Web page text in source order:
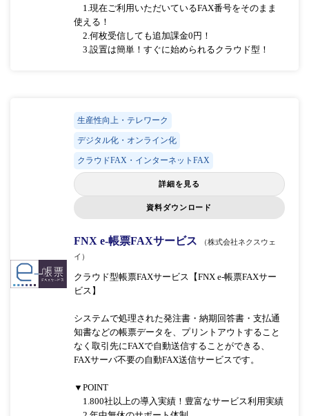
1.現在ご利用いただいているFAX番号をそのまま
使える！
2.何枚受信しても追加課金0円！
3.設置は簡単！すぐに始められるクラウド型！
生産性向上・テレワーク
デジタル化・オンライン化
クラウドFAX・インターネットFAX
詳細を見る
資料ダウンロード
FNX e-帳票FAXサービス
（株式会社ネクスウェ
イ）
クラウド型帳票FAXサービス【FNX e-帳票FAXサー
ビス】
システムで処理された発注書・納期回答書・支払通
知書などの帳票データを、プリントアウトすること
なく取引先にFAXで自動送信することができる、
FAXサーバ不要の自動FAX送信サービスです。
▼POINT
1.800社以上の導入実績！豊富なサービス利用実績